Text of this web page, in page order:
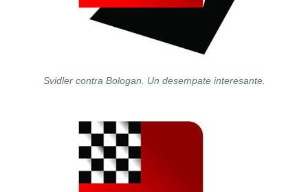
Svidler contra Bologan. Un desempate interesante.